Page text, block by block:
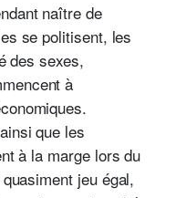
naître de
se politisent, les
des sexes,
à
que les
à la marge lors du
jeu égal,